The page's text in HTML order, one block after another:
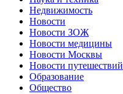
Недвижимость
Новости
Новости ЗОЖ
Новости медицины
Новости Москвы
Новости путешествий
Образование
Общество